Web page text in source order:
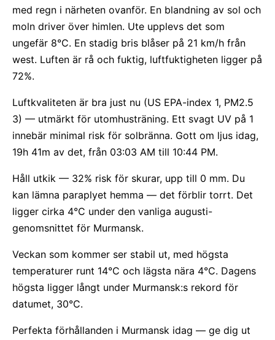
med regn i närheten ovanför. En blandning av sol och
moln driver över himlen. Ute upplevs det som
ungefär 8°C. En stadig bris blåser på 21 km/h från
west. Luften är rå och fuktig, luftfuktigheten ligger på
72%.
Luftkvaliteten är bra just nu (US EPA-index 1, PM2.5
3) — utmärkt för utomhusträning. Ett svagt UV på 1
innebär minimal risk för solbränna. Gott om ljus idag,
19h 41m av det, från 03:03 AM till 10:44 PM.
Håll utkik — 32% risk för skurar, upp till 0 mm. Du
kan lämna paraplyet hemma — det förblir torrt. Det
ligger cirka 4°C under den vanliga augusti-
genomsnittet för Murmansk.
Veckan som kommer ser stabil ut, med högsta
temperaturer runt 14°C och lägsta nära 4°C. Dagens
högsta ligger långt under Murmansk:s rekord för
datumet, 30°C.
Perfekta förhållanden i Murmansk idag — ge dig ut